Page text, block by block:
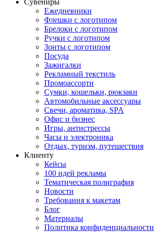
Сувениры
Ежедневники
Флешки с логотипом
Брелоки с логотипом
Ручки с логотипом
Зонты с логотипом
Посуда
Зажигалки
Рекламный текстиль
Промоассорти
Сумки, кошельки, рюкзаки
Автомобильные аксессуары
Свечи, ароматика, SPA
Офис и бизнес
Игры, антистрессы
Часы и электроника
Отдых, туризм, путешествия
Клиенту
Кейсы
100 идей рекламы
Тематическая полиграфия
Новости
Требования к макетам
Блог
Материалы
Политика конфиденциальности